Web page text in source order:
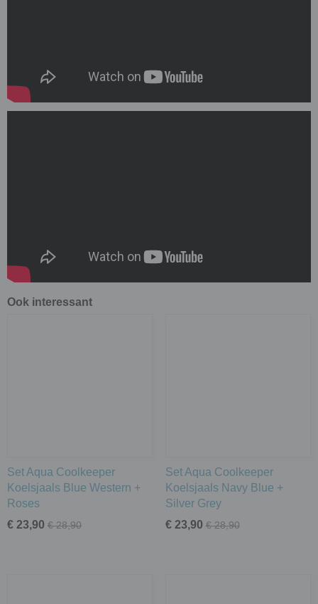
Ook interessant
Set Aqua Coolkeeper
Koelsjaals Blue Western +
Roses
€ 23,90 € 28,90
Set Aqua Coolkeeper
Koelsjaals Navy Blue +
Silver Grey
€ 23,90 € 28,90